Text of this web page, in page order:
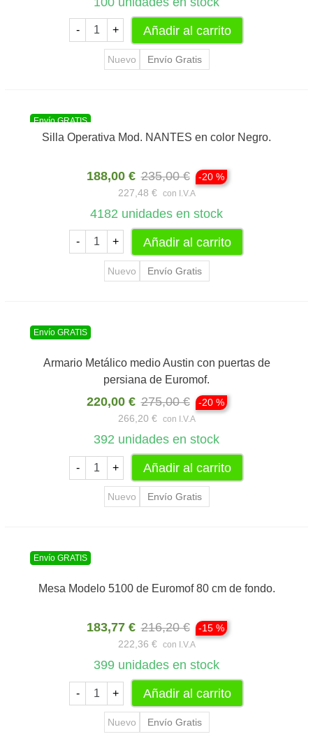
- + Añadir al carrito
Nuevo Envío Gratis
Envío GRATIS
Silla Operativa Mod. NANTES en color Negro.
188,00 € 235,00 €
-20 %
227,48 €
con I.V.A
4182 unidades en stock
- + Añadir al carrito
Nuevo Envío Gratis
Envío GRATIS
Armario Metálico medio Austin con puertas de
persiana de Euromof.
220,00 € 275,00 €
-20 %
266,20 €
con I.V.A
392 unidades en stock
- + Añadir al carrito
Nuevo Envío Gratis
Envío GRATIS
Mesa Modelo 5100 de Euromof 80 cm de fondo.
183,77 € 216,20 €
-15 %
222,36 €
con I.V.A
399 unidades en stock
- + Añadir al carrito
Nuevo Envío Gratis